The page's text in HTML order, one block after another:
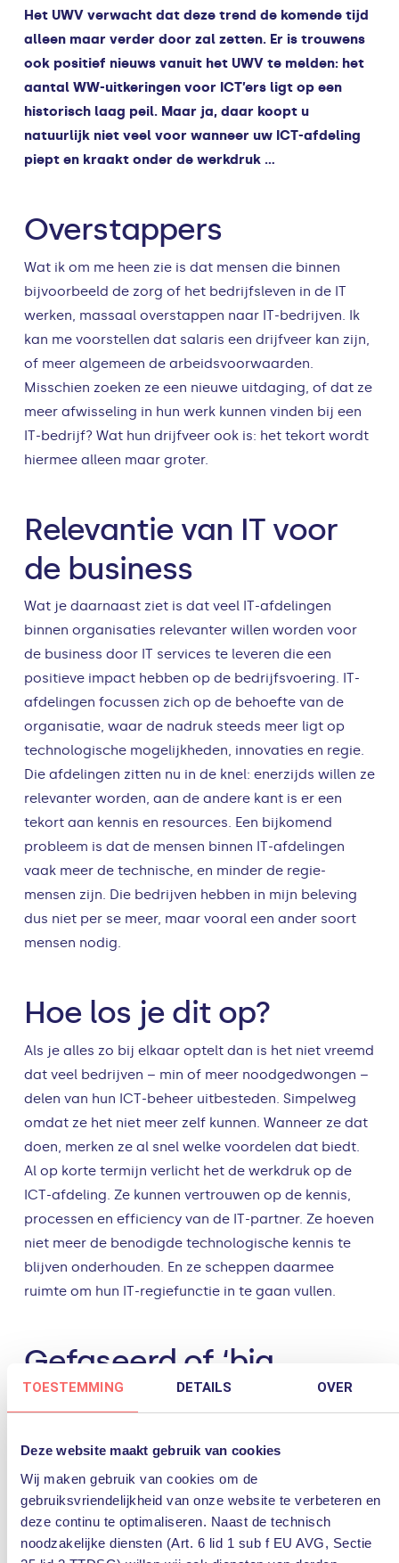
TOESTEMMING DETAILS OVER
Deze website maakt gebruik van cookies
Wij maken gebruik van cookies om de
gebruiksvriendelijkheid van onze website te verbeteren en
deze continu te optimaliseren. Naast de technisch
noodzakelijke diensten (Art. 6 lid 1 sub f EU AVG, Sectie
Het UWV verwacht dat deze trend de komende tijd
alleen maar verder door zal zetten. Er is trouwens
ook positief nieuws vanuit het UWV te melden: het
aantal WW-uitkeringen voor ICT’ers ligt op een
historisch laag peil. Maar ja, daar koopt u
natuurlijk niet veel voor wanneer uw ICT-afdeling
piept en kraakt onder de werkdruk …
Overstappers
Wat ik om me heen zie is dat mensen die binnen
bijvoorbeeld de zorg of het bedrijfsleven in de IT
werken, massaal overstappen naar IT-bedrijven. Ik
kan me voorstellen dat salaris een drijfveer kan zijn,
of meer algemeen de arbeidsvoorwaarden.
Misschien zoeken ze een nieuwe uitdaging, of dat ze
meer afwisseling in hun werk kunnen vinden bij een
IT-bedrijf? Wat hun drijfveer ook is: het tekort wordt
hiermee alleen maar groter.
Relevantie van IT voor
de business
Wat je daarnaast ziet is dat veel IT-afdelingen
binnen organisaties relevanter willen worden voor
de business door IT services te leveren die een
positieve impact hebben op de bedrijfsvoering. IT-
afdelingen focussen zich op de behoefte van de
organisatie, waar de nadruk steeds meer ligt op
technologische mogelijkheden, innovaties en regie.
Die afdelingen zitten nu in de knel: enerzijds willen ze
relevanter worden, aan de andere kant is er een
tekort aan kennis en resources. Een bijkomend
probleem is dat de mensen binnen IT-afdelingen
vaak meer de technische, en minder de regie-
mensen zijn. Die bedrijven hebben in mijn beleving
dus niet per se meer, maar vooral een ander soort
mensen nodig.
Hoe los je dit op?
Als je alles zo bij elkaar optelt dan is het niet vreemd
dat veel bedrijven – min of meer noodgedwongen –
delen van hun ICT-beheer uitbesteden. Simpelweg
omdat ze het niet meer zelf kunnen. Wanneer ze dat
doen, merken ze al snel welke voordelen dat biedt.
Al op korte termijn verlicht het de werkdruk op de
ICT-afdeling. Ze kunnen vertrouwen op de kennis,
processen en efficiency van de IT-partner. Ze hoeven
niet meer de benodigde technologische kennis te
blijven onderhouden. En ze scheppen daarmee
ruimte om hun IT-regiefunctie in te gaan vullen.
Gefaseerd of ‘big
bang’?
logisch vraag: ‘hoe gaan we dat doen?’ Je ziet dat
dat in bepaalde sectoren heel gefaseerd gebeurt.
Zo’n organisatie doet bijvoorbeeld een
migratieproject naar de moderne werkplek, waarna
ze direct het beheer ervan uitbesteden. En bij elk